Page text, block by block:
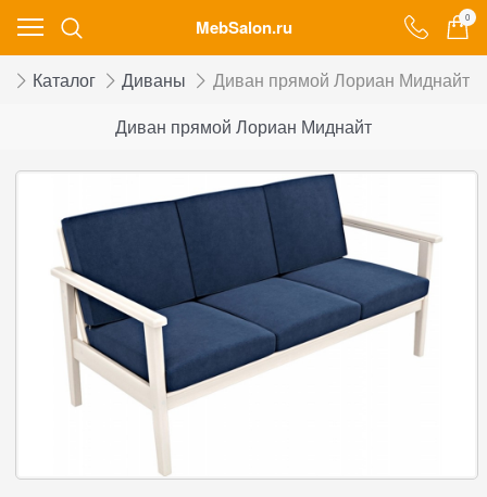
MebSalon.ru 0
Каталог Диваны
Диван прямой Лориан Миднайт
Диван прямой Лориан Миднайт